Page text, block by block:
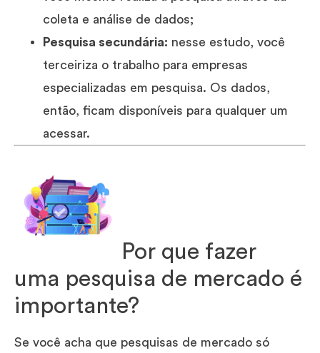
coleta e análise de dados;
Pesquisa secundária: nesse estudo, você
terceiriza o trabalho para empresas
especializadas em pesquisa. Os dados,
então, ficam disponíveis para qualquer um
acessar.
Por que fazer
uma pesquisa de mercado é
importante?
Se você acha que pesquisas de mercado só